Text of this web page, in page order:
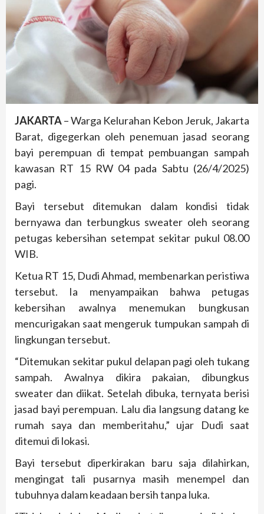
JAKARTA– Warga Kelurahan Kebon Jeruk, Jakarta
Barat, digegerkan oleh penemuan jasad seorang
bayi perempuan di tempat pembuangan sampah
kawasan RT 15 RW 04 pada Sabtu (26/4/2025)
pagi.
Bayi tersebut ditemukan dalam kondisi tidak
bernyawa dan terbungkus sweater oleh seorang
petugas kebersihan setempat sekitar pukul 08.00
WIB.
Ketua RT 15, Dudi Ahmad, membenarkan peristiwa
tersebut. Ia menyampaikan bahwa petugas
kebersihan awalnya menemukan bungkusan
mencurigakan saat mengeruk tumpukan sampah di
lingkungan tersebut.
“Ditemukan sekitar pukul delapan pagi oleh tukang
sampah. Awalnya dikira pakaian, dibungkus
sweater dan diikat. Setelah dibuka, ternyata berisi
jasad bayi perempuan. Lalu dia langsung datang ke
rumah saya dan memberitahu,” ujar Dudi saat
ditemui di lokasi.
Bayi tersebut diperkirakan baru saja dilahirkan,
mengingat tali pusarnya masih menempel dan
tubuhnya dalam keadaan bersih tanpa luka.